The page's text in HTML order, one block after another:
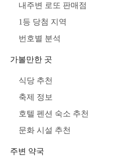
내주변 로또 판매점
1등 당첨 지역
번호별 분석
가볼만한 곳
식당 추천
축제 정보
호텔 펜션 숙소 추천
문화 시설 추천
주변 약국